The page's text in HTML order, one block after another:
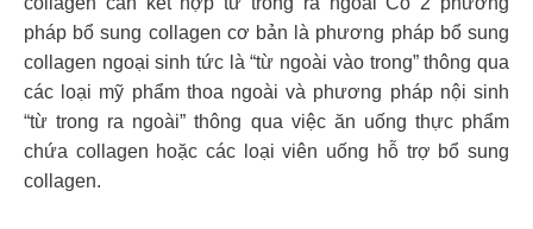
pháp bổ sung collagen cơ bản là phương pháp bổ sung
collagen ngoại sinh tức là “từ ngoài vào trong” thông qua
các loại mỹ phẩm thoa ngoài và phương pháp nội sinh
“từ trong ra ngoài” thông qua việc ăn uống thực phẩm
chứa collagen hoặc các loại viên uống hỗ trợ bổ sung
collagen.